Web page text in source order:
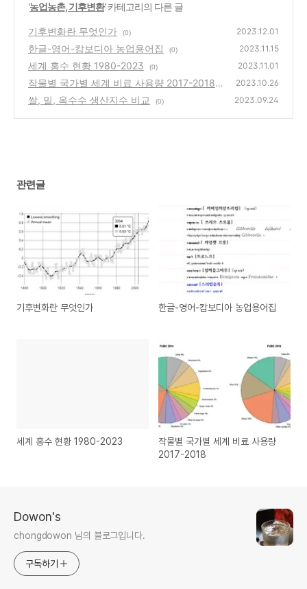
'농업농촌, 기후변환' 카테고리의 다른 글
기후변화란 무엇인가 (0) 2023.12.01
한글-영어-캄보디아 농업용어집 (0) 2023.11.15
세계 홍수 현황 1980-2023 (0) 2023.11.01
작물별 국가별 세계 비료 사용량 2017-2018
(0)
2023.10.26
쌀, 밀, 옥수수 생산지수 비교 (0) 2023.09.24
관련글
기후변화란 무엇인가 한글-영어-캄보디아 농업용어집
세계 홍수 현황 1980-2023
작물별 국가별 세계 비료 사용량
2017-2018
Dowon's
chongdowon 님의 블로그입니다.
구독하기